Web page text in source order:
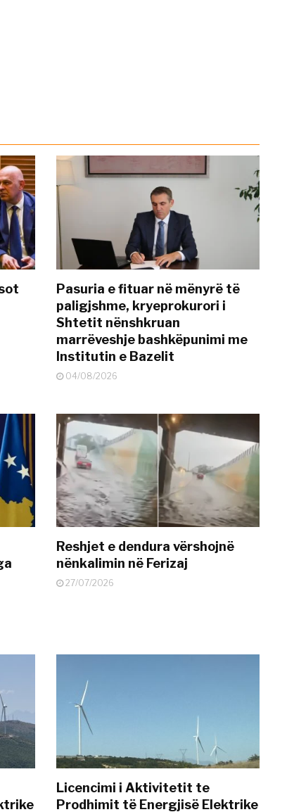
Pasuria e fituar në mënyrë të
paligjshme, kryeprokurori i
Shtetit nënshkruan
marrëveshje bashkëpunimi me
Institutin e Bazelit
04/08/2026
Reshjet e dendura vërshojnë
nënkalimin në Ferizaj
27/07/2026
Licencimi i Aktivitetit te
Prodhimit të Energjisë Elektrike